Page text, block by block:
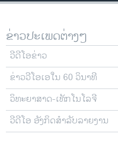
ສຽງ
ລາຍການກະຈາຍສຽງ
ຕິດຕາມພວກເຮົາ ທີ່
ພາສາຕ່າງໆ
ຂ່າວປະເພດຕ່າງໆ
ວີດີໂອຂ່າວ
ຂ່າວວີໂອເອໃນ 60 ວິນາທີ
ວິທະຍາສາດ-ເທັກໂນໂລຈີ
ວີດີໂອ ອັງກິດສຳລັບລາຍງານ